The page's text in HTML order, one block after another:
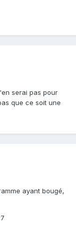
serai pas pour
que ce soit une
ayant bougé,